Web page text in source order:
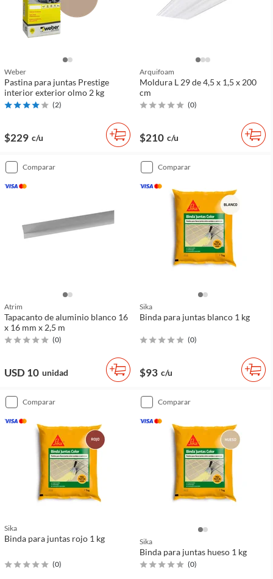
Weber
Pastina para juntas Prestige
interior exterior olmo 2 kg
(2)
$229 c/u
Arquifoam
Moldura L 29 de 4,5 x 1,5 x 200
cm
(0)
$210 c/u
comparar
Atrim
Tapacanto de aluminio blanco 16
x 16 mm x 2,5 m
(0)
USD 10 unidad
comparar
Sika
Binda para juntas blanco 1 kg
(0)
$93 c/u
comparar
Sika
Binda para juntas rojo 1 kg
(0)
comparar
Sika
Binda para juntas hueso 1 kg
(0)